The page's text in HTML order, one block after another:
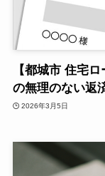
【都城市 住宅
の無理のない返
2026年3月5日